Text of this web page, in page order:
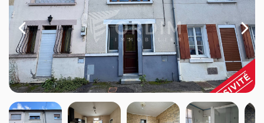
Vendre
Immobilier pro
Faire gérer
Syndic